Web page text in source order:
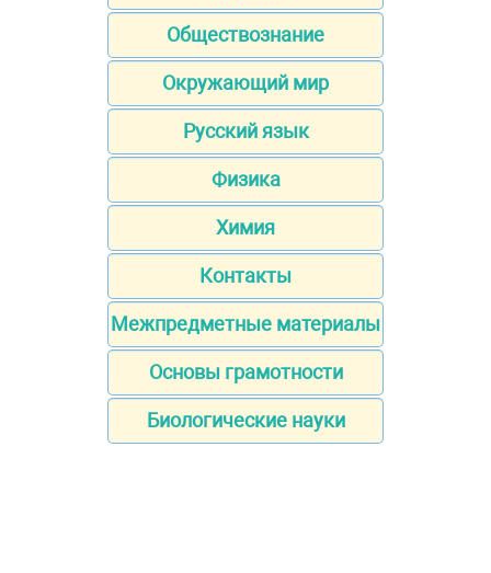
Обществознание
Окружающий мир
Русский язык
Физика
Химия
Контакты
Межпредметные материалы
Основы грамотности
Биологические науки